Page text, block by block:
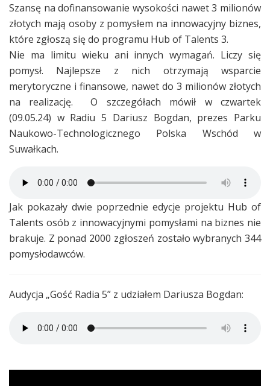
Szansę na dofinansowanie wysokości nawet 3 milionów
złotych mają osoby z pomysłem na innowacyjny biznes,
które zgłoszą się do programu Hub of Talents 3.
Nie ma limitu wieku ani innych wymagań. Liczy się
pomysł. Najlepsze z nich otrzymają wsparcie
merytoryczne i finansowe, nawet do 3 milionów złotych
na realizację. O szczegółach mówił w czwartek
(09.05.24) w Radiu 5 Dariusz Bogdan, prezes Parku
Naukowo-Technologicznego Polska Wschód w
Suwałkach.
Jak pokazały dwie poprzednie edycje projektu Hub of
Talents osób z innowacyjnymi pomysłami na biznes nie
brakuje. Z ponad 2000 zgłoszeń zostało wybranych 344
pomysłodawców.
Audycja „Gość Radia 5” z udziałem Dariusza Bogdan: